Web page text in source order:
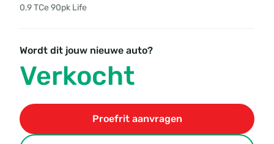
0.9 TCe 90pk Life
Wordt dit jouw nieuwe auto?
Verkocht
Proefrit aanvragen